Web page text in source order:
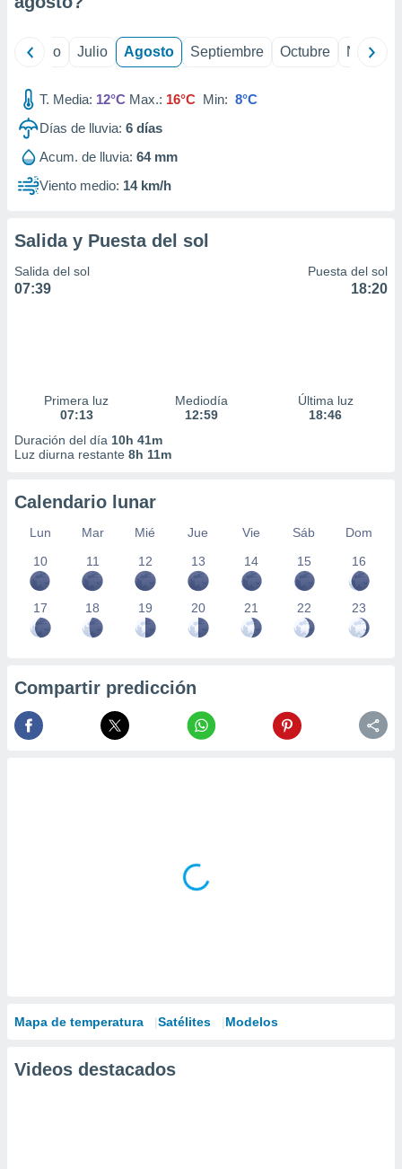
mediante
publicidad
publicidad
1199
Junio Julio Agosto Septiembre Octubre
T. Media: 12°C Max.: 16°C Min: 8°C
Días de lluvia: 6 días
Acum. de lluvia: 64 mm
Viento medio: 14 km/h
Salida y Puesta del sol
Salida del sol
07:39
Puesta del sol
18:20
Primera luz
07:13
Mediodía
12:59
Última luz
18:46
Duración del día 10h 41m
Luz diurna restante 8h 11m
Calendario lunar
Lun Mar Mié Jue Vie Sáb
Dom
10
11 12 13 14 15 16
17 18 19 20 21 22 23
Compartir predicción
Mapa de temperatura Satélites Modelos
Videos destacados